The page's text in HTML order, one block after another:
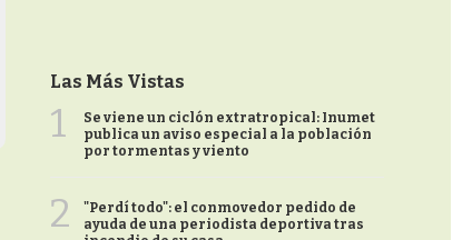
Las Más Vistas
1
Se viene un ciclón extratropical: Inumet
publica un aviso especial a la población
por tormentas y viento
2
"Perdí todo": el conmovedor pedido de
ayuda de una periodista deportiva tras